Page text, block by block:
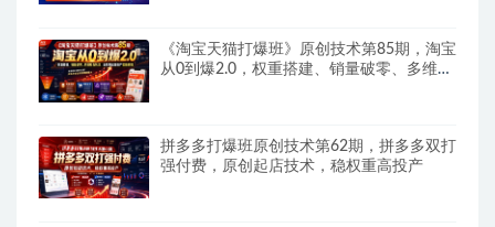
《淘宝天猫打爆班》原创技术第85期，淘宝
从0到爆2.0，权重搭建、销量破零、多维组
拼多多打爆班原创技术第62期，拼多多双打
强付费，原创起店技术，稳权重高投产